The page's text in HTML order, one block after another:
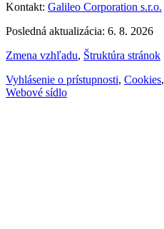
Kontakt: Galileo Corporation s.r.o.
Posledná aktualizácia: 6. 8. 2026
Zmena vzhľadu, Štruktúra stránok
Vyhlásenie o prístupnosti, Cookies,
Webové sídlo